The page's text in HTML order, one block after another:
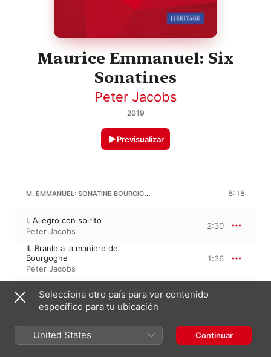
Maurice Emmanuel: Six
Sonatines
Peter Jacobs
2019
Previsualizar
M. EMMANUEL: SONATINE BOURGIGNONNE 8:18
I. Allegro con spirito
Peter Jacobs
2:30
II. Branle a la maniere de
Bourgogne
Peter Jacobs
1:36
Peter Jacobs
1:35
IV. Ronde a la maniere
Mordanvelle
Peter Jacobs
2:35
Selecciona otro país para ver contenido
específico para tu ubicación
United States Continuar